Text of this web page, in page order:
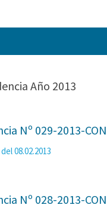
Año 2013
Nº 029-2013-
08.02.2013
Nº 028-2013-